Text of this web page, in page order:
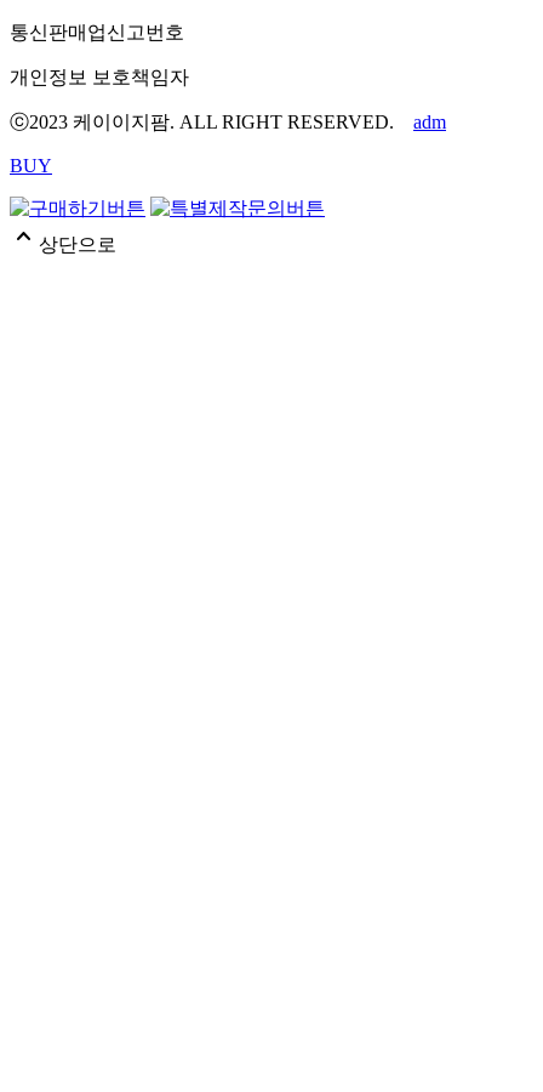
통신판매업신고번호
개인정보 보호책임자
ⓒ2023 케이이지팜. ALL RIGHT RESERVED. adm
BUY
expand_less 상단으로